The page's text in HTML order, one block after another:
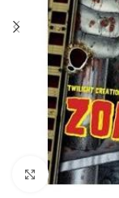
Click to enlarge